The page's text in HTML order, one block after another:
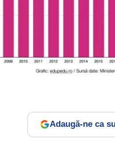
Adaugă-ne ca